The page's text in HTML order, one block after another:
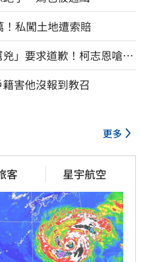
私闖土地遭索賠
」要求道歉！柯志恩嗆1
害他沒報到教召
更多
客 星宇航空